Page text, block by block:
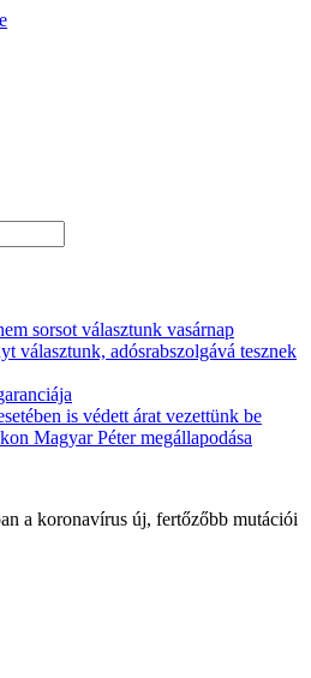
sorsot választunk vasárnap
választunk, adósrabszolgává tesznek
is védett árat vezettünk be
Magyar Péter megállapodása
a koronavírus új, fertőzőbb mutációi